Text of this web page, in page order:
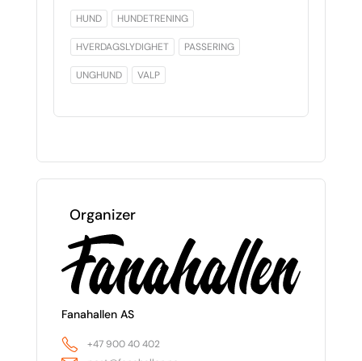
HUND HUNDETRENING
HVERDAGSLYDIGHET PASSERING
UNGHUND VALP
Organizer
Fanahallen AS
+47 900 40 402